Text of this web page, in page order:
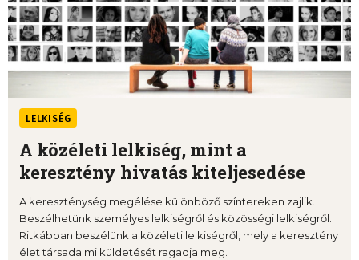
LELKISÉG
A közéleti lelkiség, mint a
keresztény hivatás kiteljesedése
A kereszténység megélése különböző színtereken zajlik.
Beszélhetünk személyes lelkiségről és közösségi lelkiségről.
Ritkábban beszélünk a közéleti lelkiségről, mely a keresztény
élet társadalmi küldetését ragadja meg.